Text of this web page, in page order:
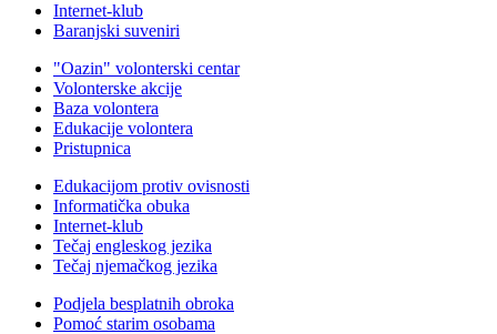
Internet-klub
Baranjski suveniri
"Oazin" volonterski centar
Volonterske akcije
Baza volontera
Edukacije volontera
Pristupnica
Edukacijom protiv ovisnosti
Informatička obuka
Internet-klub
Tečaj engleskog jezika
Tečaj njemačkog jezika
Podjela besplatnih obroka
Pomoć starim osobama